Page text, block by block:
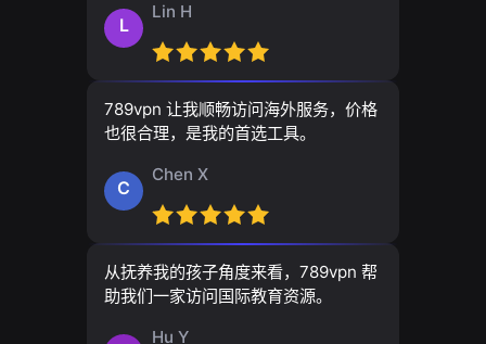
L
Lin H
789vpn 让我顺畅访问海外服务，价格
也很合理，是我的首选工具。
C
Chen X
从抚养我的孩子角度来看，789vpn 帮
助我们一家访问国际教育资源。
Hu Y